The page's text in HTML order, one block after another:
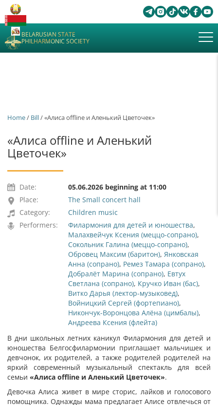
BELARUSIAN STATE
PHILHARMONIC SOCIETY
Home/ Bill/ «Алиса offline и Аленький Цветочек»
«Алиса offline и Аленький
Цветочек»
Date:
05.06.2026 beginning at 11:00
Place:
The Small concert hall
Category:
Children music
Performers:
Филармония для детей и юношества,
Малахвейчук Ксения (меццо-сопрано),
Сокольник Галина (меццо-сопрано),
Обровец Максим (баритон), Янковская
Анна (сопрано), Ремез Тамара (сопрано),
Добралёт Марина (сопрано), Евтух
Светлана (сопрано), Кручко Иван (бас),
Витко Дарья (лектор-музыковед),
Войницкий Сергей (фортепиано),
Никончук-Воронцова Алёна (цимбалы),
Андреева Ксения (флейта)
В дни школьных летних каникул Филармония для детей и
юношества Белгосфилармонии приглашает мальчишек и
девчонок, их родителей, а также родителей родителей на
яркий современный музыкальный спектакль для всей
семьи «Алиса offline и Аленький Цветочек».
Девочка Алиса живет в мире сторис, лайков и голосового
помощника. Однажды мама предлагает Алисе отвлечься от